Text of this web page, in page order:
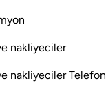
nakliyeciler
nakliyeciler Telefon